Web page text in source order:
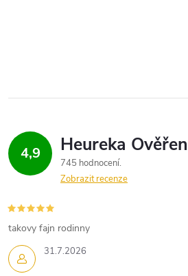
4,9
745 hodnocení
Zobrazit recenze
31.7.2026
takovy fajn rodinny